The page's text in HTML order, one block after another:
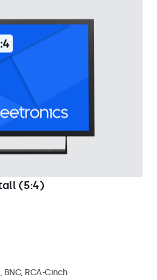
(5:4)
BNC, RCA-Cinch